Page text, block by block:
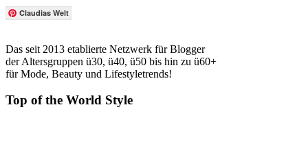
Claudias Welt
Das seit 2013 etablierte Netzwerk für Blogger
der Altersgruppen ü30, ü40, ü50 bis hin zu ü60+
für Mode, Beauty und Lifestyletrends!
Top of the World Style